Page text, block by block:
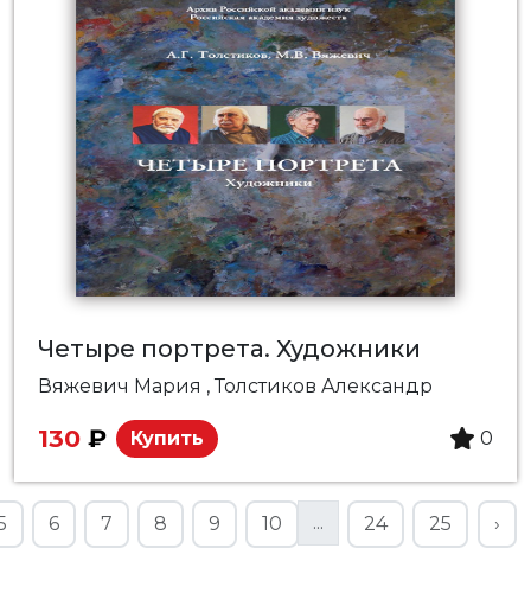
Четыре портрета. Художники
Вяжевич Мария , Толстиков Александр
130 ₽ Купить 0
6 7 8 9 10 ... 24 25 ›